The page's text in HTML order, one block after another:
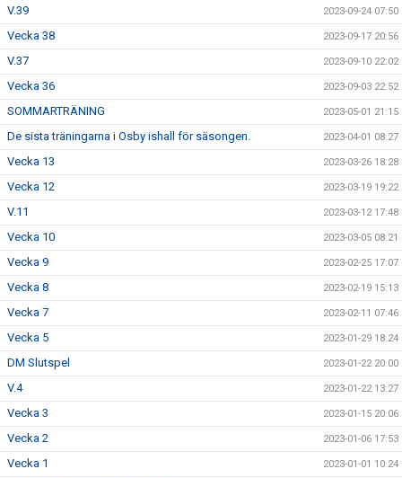
V.39 2023-09-24 07:50
Vecka 38 2023-09-17 20:56
V.37 2023-09-10 22:02
Vecka 36 2023-09-03 22:52
SOMMARTRÄNING 2023-05-01 21:15
De sista träningarna i Osby ishall för säsongen. 2023-04-01 08:27
Vecka 13 2023-03-26 18:28
Vecka 12 2023-03-19 19:22
V.11 2023-03-12 17:48
Vecka 10 2023-03-05 08:21
Vecka 9 2023-02-25 17:07
Vecka 8 2023-02-19 15:13
Vecka 7 2023-02-11 07:46
Vecka 5 2023-01-29 18:24
DM Slutspel 2023-01-22 20:00
V.4 2023-01-22 13:27
Vecka 3 2023-01-15 20:06
Vecka 2 2023-01-06 17:53
Vecka 1 2023-01-01 10:24